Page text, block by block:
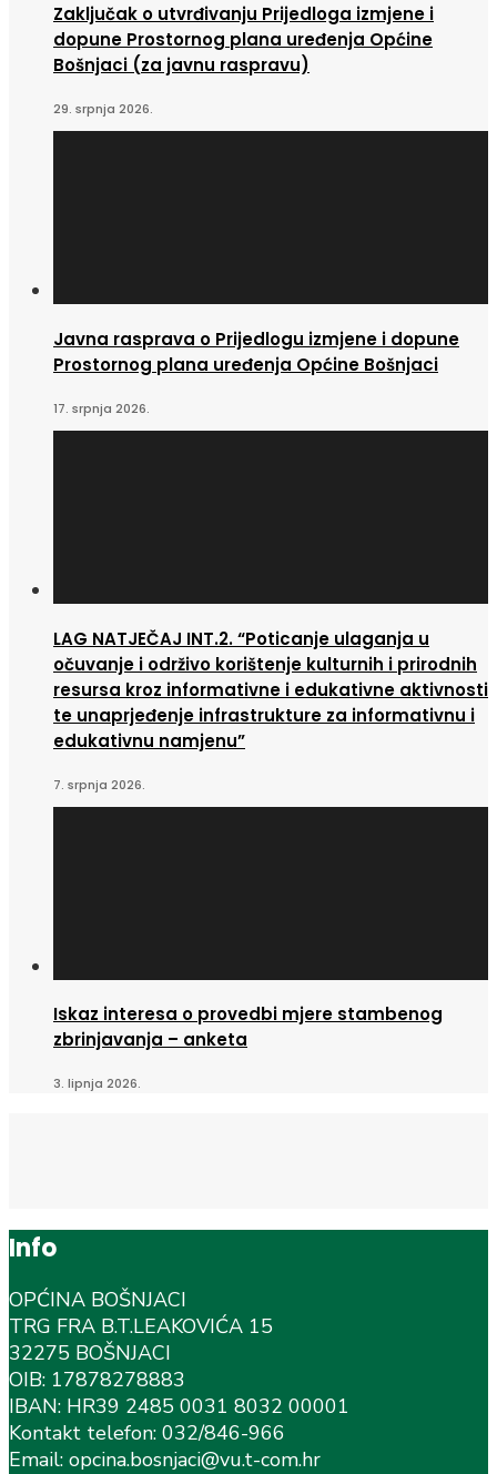
Zaključak o utvrđivanju Prijedloga izmjene i
dopune Prostornog plana uređenja Općine
Bošnjaci (za javnu raspravu)
29. srpnja 2026.
Javna rasprava o Prijedlogu izmjene i dopune
Prostornog plana uređenja Općine Bošnjaci
17. srpnja 2026.
LAG NATJEČAJ INT.2. “Poticanje ulaganja u
očuvanje i održivo korištenje kulturnih i prirodnih
resursa kroz informativne i edukativne aktivnosti
te unaprjeđenje infrastrukture za informativnu i
edukativnu namjenu”
7. srpnja 2026.
Iskaz interesa o provedbi mjere stambenog
zbrinjavanja – anketa
3. lipnja 2026.
Info
OPĆINA BOŠNJACI
TRG FRA B.T.LEAKOVIĆA 15
32275 BOŠNJACI
OIB: 17878278883
IBAN: HR39 2485 0031 8032 00001
Kontakt telefon: 032/846-966
Email: opcina.bosnjaci@vu.t-com.hr